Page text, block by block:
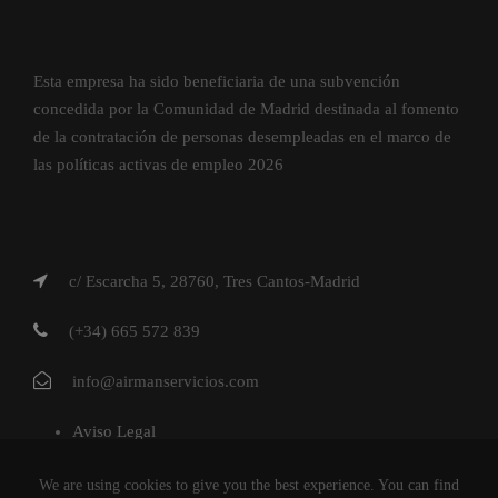
Esta empresa ha sido beneficiaria de una subvención
concedida por la Comunidad de Madrid destinada al fomento
de la contratación de personas desempleadas en el marco de
las políticas activas de empleo 2026
c/ Escarcha 5, 28760, Tres Cantos-Madrid
(+34) 665 572 839
info@airmanservicios.com
Aviso Legal
Política de Cookies
We are using cookies to give you the best experience. You can find